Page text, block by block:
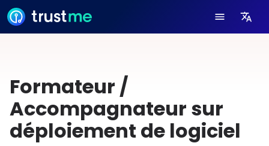
Formateur /
Accompagnateur sur
déploiement de logiciel